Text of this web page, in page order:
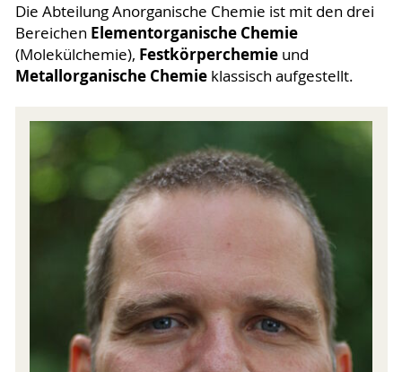
Die Abteilung Anorganische Chemie ist mit den drei
Bereichen Elementorganische Chemie
(Molekülchemie), Festkörperchemieund
Metallorganische Chemieklassisch aufgestellt.